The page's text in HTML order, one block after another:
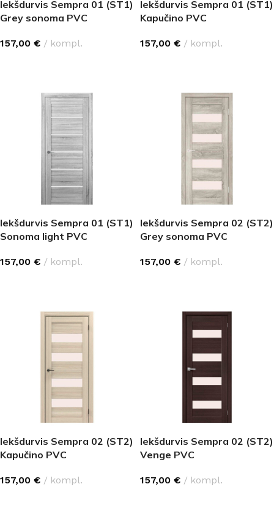
Iekšdurvis Sempra 01 (ST1)
Grey sonoma PVC
157,00 € kompl.
Iekšdurvis Sempra 01 (ST1)
Kapučino PVC
157,00 € kompl.
Iekšdurvis Sempra 01 (ST1)
Sonoma light PVC
157,00 € kompl.
Iekšdurvis Sempra 02 (ST2)
Grey sonoma PVC
157,00 € kompl.
Iekšdurvis Sempra 02 (ST2)
Kapučino PVC
157,00 € kompl.
Iekšdurvis Sempra 02 (ST2)
Venge PVC
157,00 € kompl.